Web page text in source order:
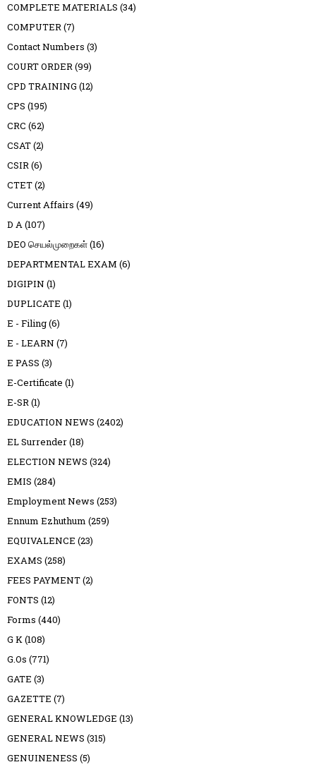
COMPLETE MATERIALS (34)
COMPUTER(7)
Contact Numbers (3)
COURT ORDER(99)
CPD TRAINING (12)
CPS (195)
CRC (62)
CSAT(2)
CSIR(6)
CTET(2)
Current Affairs (49)
D A(107)
DEO செயல்முறைகள்(16)
DEPARTMENTAL EXAM (6)
DIGIPIN (1)
DUPLICATE (1)
E - Filing(6)
E - LEARN (7)
E PASS (3)
E-Certificate (1)
E-SR(1)
EDUCATION NEWS (2402)
EL Surrender(18)
ELECTION NEWS (324)
EMIS (284)
Employment News (253)
Ennum Ezhuthum (259)
EQUIVALENCE (23)
EXAMS (258)
FEES PAYMENT(2)
FONTS (12)
Forms (440)
G K(108)
G.Os (771)
GATE (3)
GAZETTE (7)
GENERAL KNOWLEDGE (13)
GENERAL NEWS (315)
GENUINENESS (5)